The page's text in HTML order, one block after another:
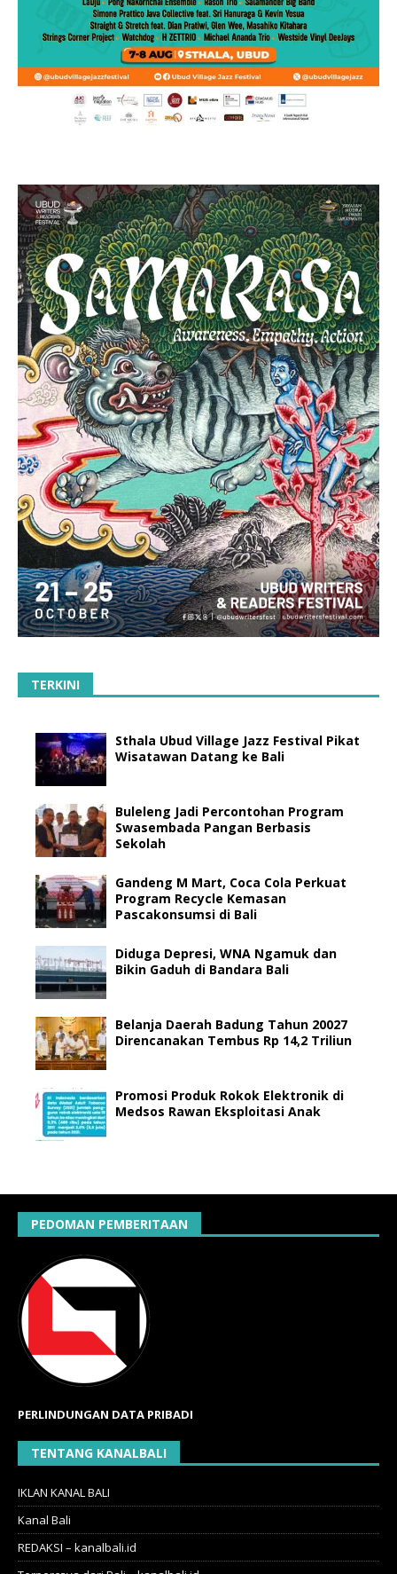
TERKINI
Sthala Ubud Village Jazz Festival Pikat
Wisatawan Datang ke Bali
Buleleng Jadi Percontohan Program
Swasembada Pangan Berbasis
Sekolah
Gandeng M Mart, Coca Cola Perkuat
Program Recycle Kemasan
Pascakonsumsi di Bali
Diduga Depresi, WNA Ngamuk dan
Bikin Gaduh di Bandara Bali
Belanja Daerah Badung Tahun 20027
Direncanakan Tembus Rp 14,2 Triliun
Promosi Produk Rokok Elektronik di
Medsos Rawan Eksploitasi Anak
PEDOMAN PEMBERITAAN
PERLINDUNGAN DATA PRIBADI
TENTANG KANALBALI
IKLAN KANAL BALI
Kanal Bali
REDAKSI – kanalbali.id